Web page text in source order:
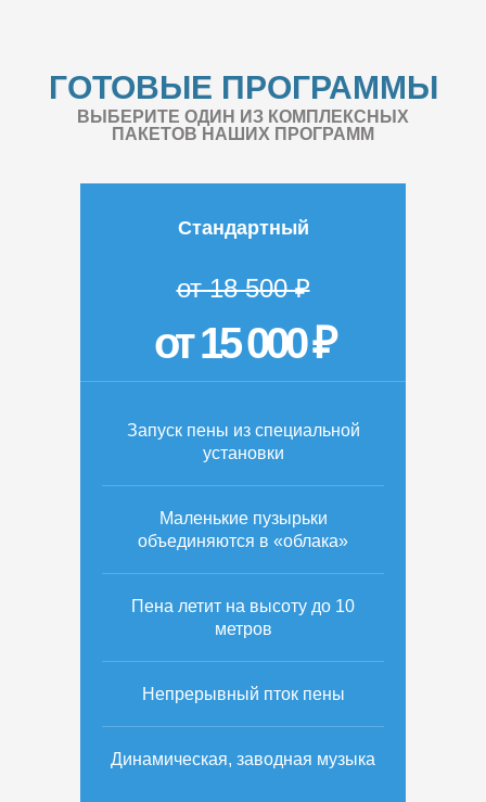
ГОТОВЫЕ ПРОГРАММЫ
ВЫБЕРИТЕ ОДИН ИЗ КОМПЛЕКСНЫХ
ПАКЕТОВ НАШИХ ПРОГРАММ
Стандартный
от 18 500 ₽
от 15 000 ₽
Запуск пены из специальной
установки
Маленькие пузырьки
объединяются в «облака»
Пена летит на высоту до 10
метров
Непрерывный пток пены
Динамическая, заводная музыка